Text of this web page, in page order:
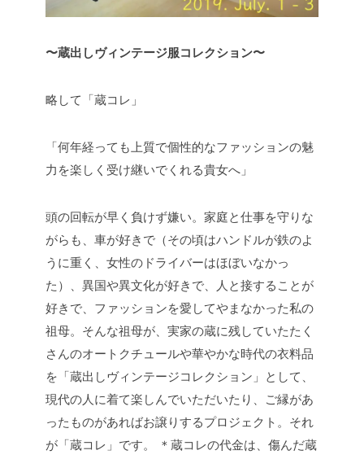
〜蔵出しヴィンテージ服コレクション〜
略して「蔵コレ」
「何年経っても上質で個性的なファッションの魅
力を楽しく受け継いでくれる貴女へ」
頭の回転が早く負けず嫌い。家庭と仕事を守りな
がらも、車が好きで（その頃はハンドルが鉄のよ
うに重く、女性のドライバーはほぼいなかっ
た）、異国や異文化が好きで、人と接することが
好きで、ファッションを愛してやまなかった私の
祖母。そんな祖母が、実家の蔵に残していたたく
さんのオートクチュールや華やかな時代の衣料品
を「蔵出しヴィンテージコレクション」として、
現代の人に着て楽しんでいただいたり、ご縁があ
ったものがあればお譲りするプロジェクト。それ
が「蔵コレ」です。
＊蔵コレの代金は、傷んだ蔵